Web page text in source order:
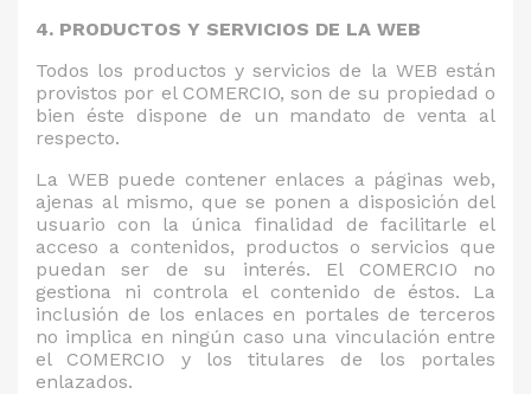
4. PRODUCTOS Y SERVICIOS DE LA WEB
Todos los productos y servicios de la WEB están
provistos por el COMERCIO, son de su propiedad o
bien éste dispone de un mandato de venta al
respecto.
La WEB puede contener enlaces a páginas web,
ajenas al mismo, que se ponen a disposición del
usuario con la única finalidad de facilitarle el
acceso a contenidos, productos o servicios que
puedan ser de su interés. El COMERCIO no
gestiona ni controla el contenido de éstos. La
inclusión de los enlaces en portales de terceros
no implica en ningún caso una vinculación entre
el COMERCIO y los titulares de los portales
enlazados.